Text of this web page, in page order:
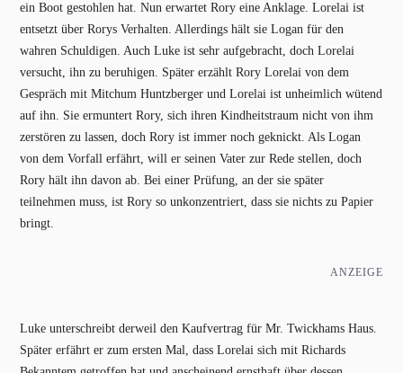
ein Boot gestohlen hat. Nun erwartet Rory eine Anklage. Lorelai ist
entsetzt über Rorys Verhalten. Allerdings hält sie Logan für den
wahren Schuldigen. Auch Luke ist sehr aufgebracht, doch Lorelai
versucht, ihn zu beruhigen. Später erzählt Rory Lorelai von dem
Gespräch mit Mitchum Huntzberger und Lorelai ist unheimlich wütend
auf ihn. Sie ermuntert Rory, sich ihren Kindheitstraum nicht von ihm
zerstören zu lassen, doch Rory ist immer noch geknickt. Als Logan
von dem Vorfall erfährt, will er seinen Vater zur Rede stellen, doch
Rory hält ihn davon ab. Bei einer Prüfung, an der sie später
teilnehmen muss, ist Rory so unkonzentriert, dass sie nichts zu Papier
bringt.
ANZEIGE
Luke unterschreibt derweil den Kaufvertrag für Mr. Twickhams Haus.
Später erfährt er zum ersten Mal, dass Lorelai sich mit Richards